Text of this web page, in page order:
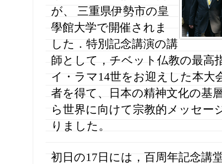
が、 三重県伊勢市の皇
學館大学で開催されま
した．特別記念講演の講
師として，チベット仏教の最高
イ・ラマ14世をお迎えした本大
者を得て、日本の精神文化の基
ら世界に向けて宗教的メッセー
りました。
初日の17日には，百周年記念講